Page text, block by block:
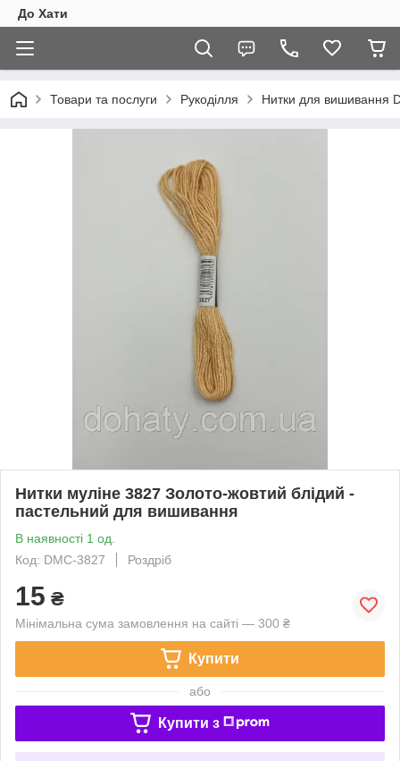
До Хати
Товари та послуги Рукоділля Нитки для вишивання
Нитки муліне 3827 Золото-жовтий блідий -
пастельний для вишивання
В наявності 1 од.
Код: DMC-3827
Роздріб
15 ₴
Мінімальна сума замовлення на сайті — 300 ₴
Купити
або
Купити з